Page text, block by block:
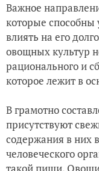
Важное
которые способны
влиять на его
овощных культур
рационального и
которое лежит в
В грамотно
присутствуют
содержания в них
человеческого